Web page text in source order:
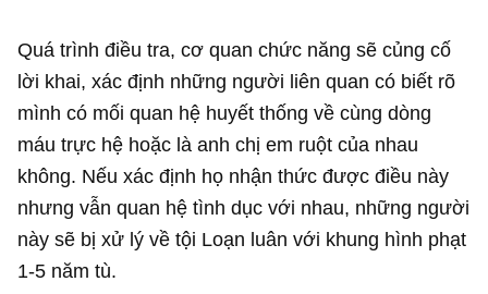
Quá trình điều tra, cơ quan chức năng sẽ củng cố
lời khai, xác định những người liên quan có biết rõ
mình có mối quan hệ huyết thống về cùng dòng
máu trực hệ hoặc là anh chị em ruột của nhau
không. Nếu xác định họ nhận thức được điều này
nhưng vẫn quan hệ tình dục với nhau, những người
này sẽ bị xử lý về tội Loạn luân với khung hình phạt
1-5 năm tù.